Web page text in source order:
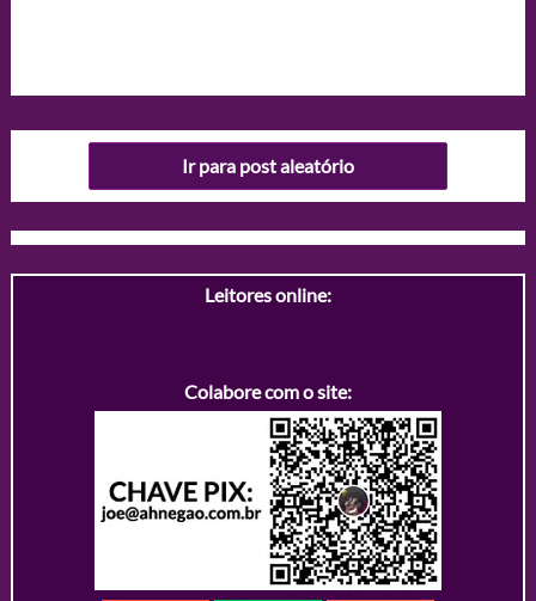
Ir para post aleatório
Leitores online:
Colabore com o site: